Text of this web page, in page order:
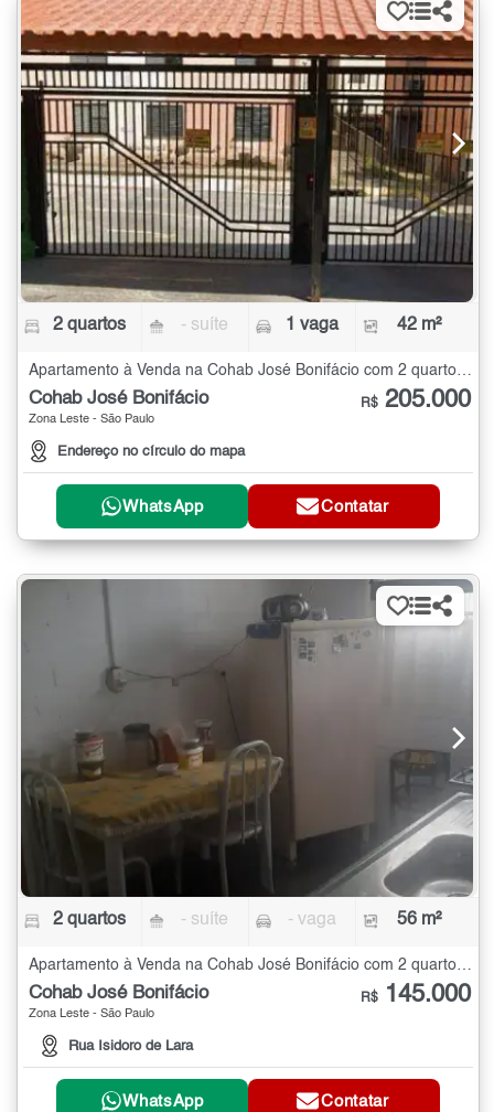
2 quartos - suíte 1 vaga 42 m²
Apartamento à Venda na Cohab José Bonifácio com 2 quartos - 42 m²
Cohab José Bonifácio
Zona Leste - São Paulo
Endereço no círculo do mapa
R$ 205.000
WhatsApp Contatar
2 quartos - suíte - vaga 56 m²
Apartamento à Venda na Cohab José Bonifácio com 2 quartos - 56 m²
Cohab José Bonifácio
Zona Leste - São Paulo
Rua Isidoro de Lara
R$ 145.000
WhatsApp Contatar